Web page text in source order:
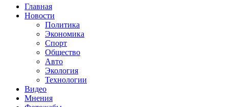
Главная
Новости
Политика
Экономика
Спорт
Общество
Авто
Экология
Технологии
Видео
Мнения